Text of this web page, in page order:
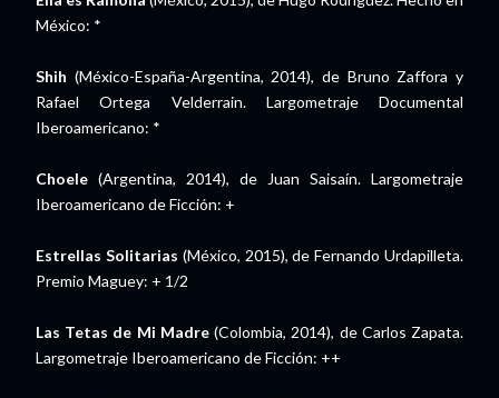
México: *
Shih (México-España-Argentina, 2014), de Bruno Zaffora y
Rafael Ortega Velderrain. Largometraje Documental
Iberoamericano: *
Choele (Argentina, 2014), de Juan Saisaín. Largometraje
Iberoamericano de Ficción: +
Estrellas Solitarias (México, 2015), de Fernando Urdapilleta.
Premio Maguey: + 1/2
Las Tetas de Mi Madre(Colombia, 2014), de Carlos Zapata.
Largometraje Iberoamericano de Ficción: ++